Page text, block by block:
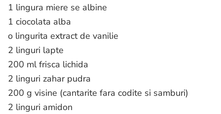
1 lingura miere se albine
1 ciocolata alba
o lingurita extract de vanilie
2 linguri lapte
200 ml frisca lichida
2 linguri zahar pudra
200 g visine (cantarite fara codite si samburi)
2 linguri amidon